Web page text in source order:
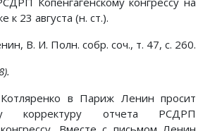
к 23 августа (н. ст.).
В. И. Полн. собр. соч., т. 47, с. 260.
в Париж Ленин просит
корректуру отчета РСДРП